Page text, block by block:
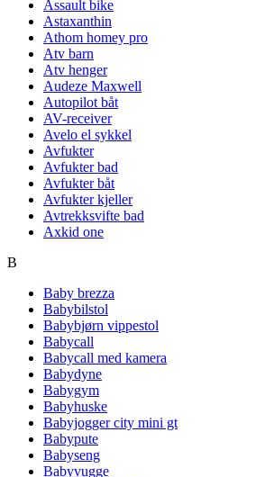
Assault bike
Astaxanthin
Athom homey pro
Atv barn
Atv henger
Audeze Maxwell
Autopilot båt
AV-receiver
Avelo el sykkel
Avfukter
Avfukter bad
Avfukter båt
Avfukter kjeller
Avtrekksvifte bad
Axkid one
B
Baby brezza
Babybilstol
Babybjørn vippestol
Babycall
Babycall med kamera
Babydyne
Babygym
Babyhuske
Babyjogger city mini gt
Babypute
Babyseng
Babyvugge